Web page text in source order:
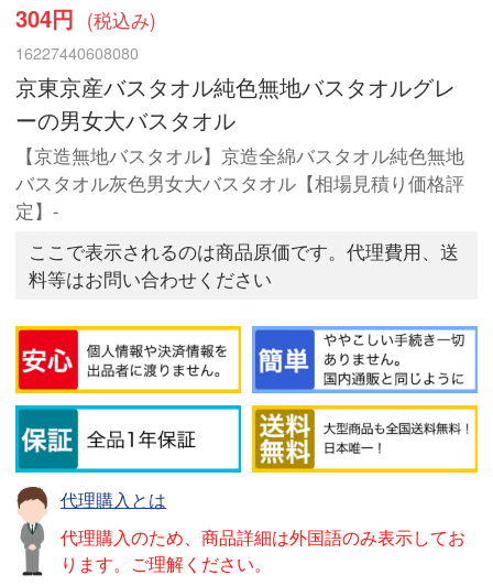
304円 (税込み)
16227440608080
京東京産バスタオル純色無地バスタオルグレ
ーの男女大バスタオル
【京造無地バスタオル】京造全綿バスタオル純色無地
バスタオル灰色男女大バスタオル【相場見積り価格評
定】-
ここで表示されるのは商品原価です。代理費用、送
料等はお問い合わせください
代理購入とは
代理購入のため、商品詳細は外国語のみ表示してお
ります。ご理解ください。